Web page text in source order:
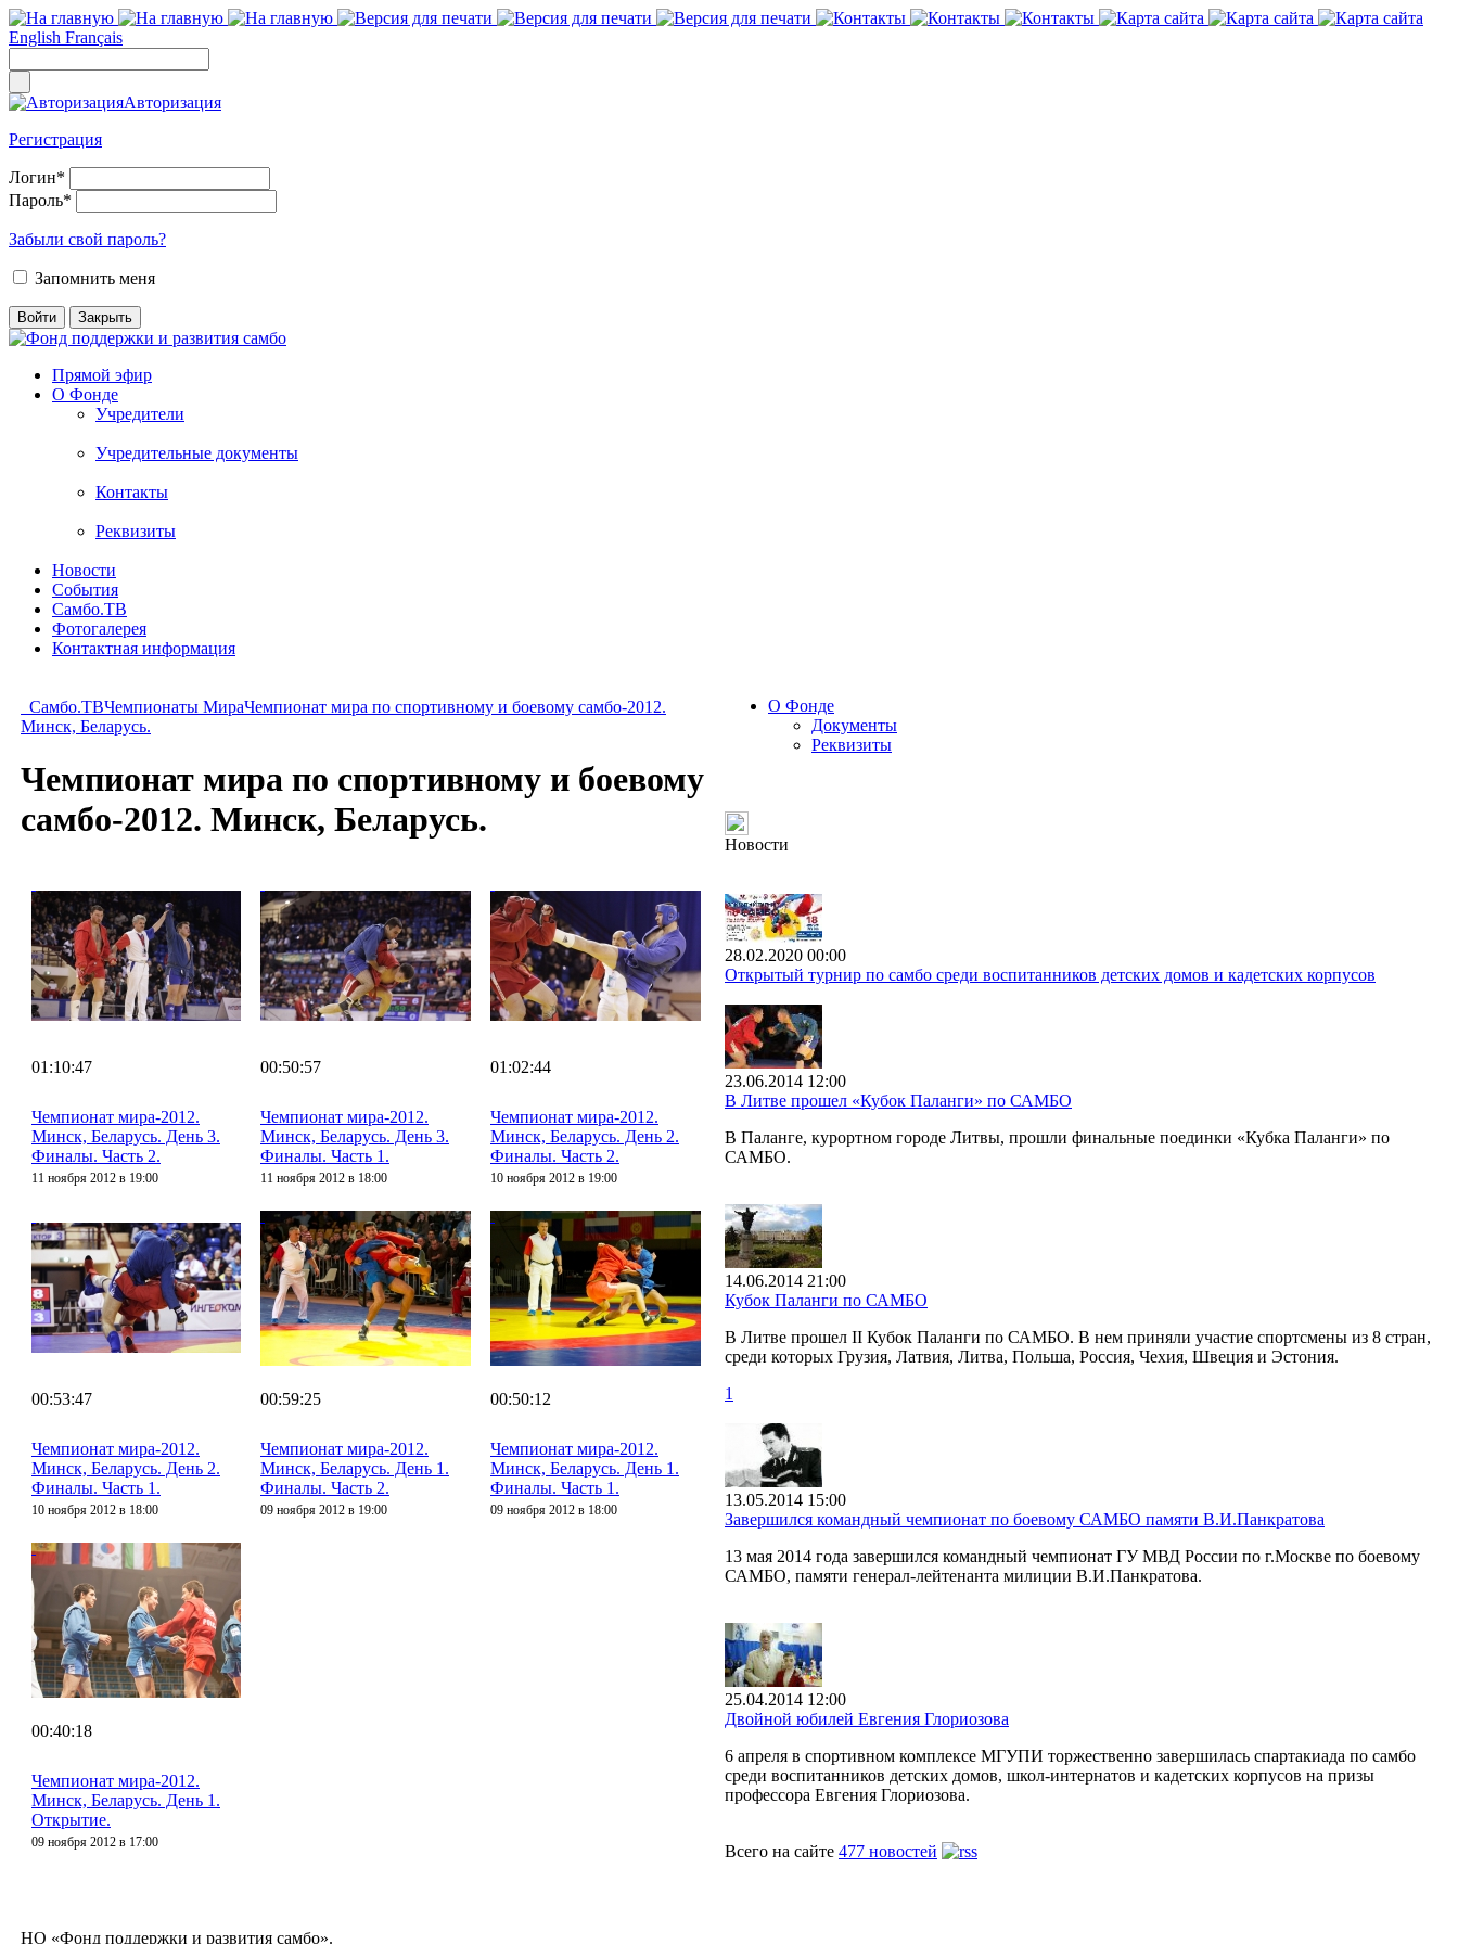
English Français
Авторизация
Регистрация
Логин*
Пароль*
Забыли свой пароль?
Запомнить меня
Прямой эфир
О Фонде
Учредители
Учредительные документы
Контакты
Реквизиты
Новости
События
Самбо.ТВ
Фотогалерея
Контактная информация
Самбо.ТВЧемпионаты МираЧемпионат мира по спортивному и боевому самбо-2012.
Минск, Беларусь.
Чемпионат мира по спортивному и боевому
самбо-2012. Минск, Беларусь.
01:10:47
Чемпионат мира-2012.
Минск, Беларусь. День 3.
Финалы. Часть 2.
11 ноября 2012 в 19:00
00:50:57
Чемпионат мира-2012.
Минск, Беларусь. День 3.
Финалы. Часть 1.
11 ноября 2012 в 18:00
01:02:44
Чемпионат мира-2012.
Минск, Беларусь. День 2.
Финалы. Часть 2.
10 ноября 2012 в 19:00
00:53:47
Чемпионат мира-2012.
Минск, Беларусь. День 2.
Финалы. Часть 1.
10 ноября 2012 в 18:00
00:59:25
Чемпионат мира-2012.
Минск, Беларусь. День 1.
Финалы. Часть 2.
09 ноября 2012 в 19:00
00:50:12
Чемпионат мира-2012.
Минск, Беларусь. День 1.
Финалы. Часть 1.
09 ноября 2012 в 18:00
00:40:18
Чемпионат мира-2012.
Минск, Беларусь. День 1.
Открытие.
09 ноября 2012 в 17:00
О Фонде
Документы
Реквизиты
Новости
28.02.2020 00:00
Открытый турнир по самбо среди воспитанников детских домов и кадетских корпусов
23.06.2014 12:00
В Литве прошел «Кубок Паланги» по САМБО
В Паланге, курортном городе Литвы, прошли финальные поединки «Кубка Паланги» по
САМБО.
14.06.2014 21:00
Кубок Паланги по САМБО
В Литве прошел II Кубок Паланги по САМБО. В нем приняли участие спортсмены из 8 стран,
среди которых Грузия, Латвия, Литва, Польша, Россия, Чехия, Швеция и Эстония.
1
13.05.2014 15:00
Завершился командный чемпионат по боевому САМБО памяти В.И.Панкратова
13 мая 2014 года завершился командный чемпионат ГУ МВД России по г.Москве по боевому
САМБО, памяти генерал-лейтенанта милиции В.И.Панкратова.
25.04.2014 12:00
Двойной юбилей Евгения Глориозова
6 апреля в спортивном комплексе МГУПИ торжественно завершилась спартакиада по самбо
среди воспитанников детских домов, школ-интернатов и кадетских корпусов на призы
профессора Евгения Глориозова.
Всего на сайте 477 новостей
НО «Фонд поддержки и развития самбо».